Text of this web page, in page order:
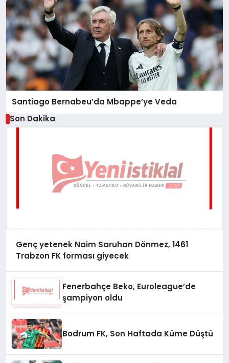
Santiago Bernabeu’da Mbappe’ye Veda
Son Dakika
Genç yetenek Naim Saruhan Dönmez, 1461
Trabzon FK forması giyecek
Fenerbahçe Beko, Euroleague’de
şampiyon oldu
Bodrum FK, Son Haftada Küme Düştü